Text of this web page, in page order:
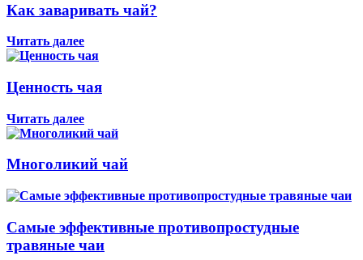
Как заваривать чай?
Читать далее
Ценность чая
Читать далее
Многоликий чай
Самые эффективные противопростудные
травяные чаи